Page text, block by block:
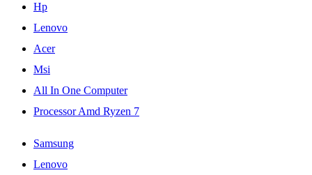
Hp
Lenovo
Acer
Msi
All In One Computer
Processor Amd Ryzen 7
Samsung
Lenovo